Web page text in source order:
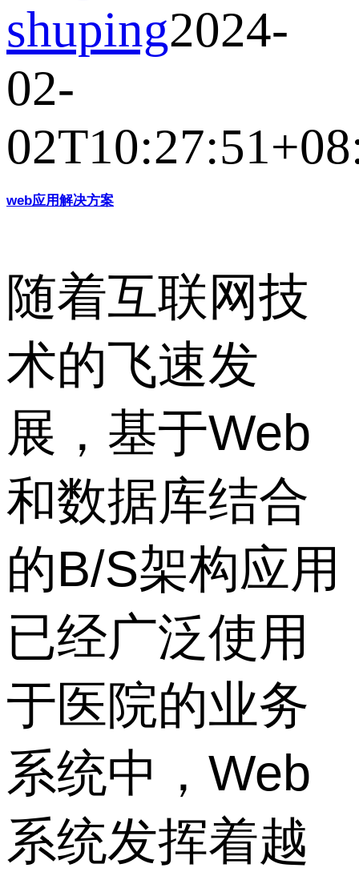
shuping2024-
02-
web应用解决方案
随着互联网技
术的飞速发
展，基于Web
和数据库结合
的B/S架构应用
已经广泛使用
于医院的业务
系统中，Web
系统发挥着越